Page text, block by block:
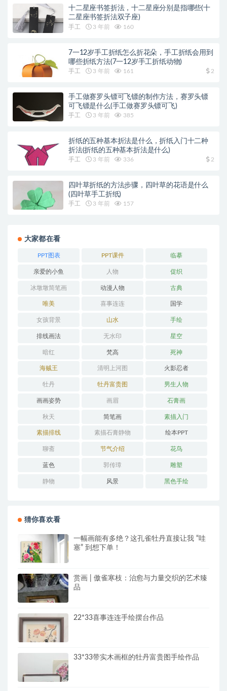
十二星座书签折法，十二星座分别是指哪些(十
二星座书签折法双子座)
手工 3 年前 160
7一12岁手工折纸怎么折花朵，手工折纸会用到
哪些折纸方法(7一12岁手工折纸动物)
手工 3 年前 161 2
手工做赛罗头镖可飞镖的制作方法，赛罗头镖
可飞镖是什么(手工做赛罗头镖可飞)
手工 3 年前 385
折纸的五种基本折法是什么，折纸入门十二种
折法(折纸的五种基本折法是什么)
手工 3 年前 336 2
四叶草折纸的方法步骤，四叶草的花语是什么
(四叶草手工折纸)
手工 3 年前 157
大家都在看
PPT图表 PPT课件 临摹
亲爱的小鱼 人物 促织
冰墩墩简笔画 动漫人物 古典
唯美 喜事连连 国学
女孩背景 山水 手绘
排线画法 无水印 星空
暗红 梵高 死神
海贼王 清明上河图 火影忍者
牡丹 牡丹富贵图 男生人物
画画姿势 画眉 石膏画
秋天 简笔画 素描入门
素描排线 素描石膏静物 绘本PPT
聊斋 节气介绍 花鸟
蓝色 郭传璋 雕塑
静物 风景 黑色手绘
猜你喜欢看
一幅画能有多绝？这孔雀牡丹直接让我 “哇
塞” 到想下单！
赏画 | 傲雀寒枝：治愈与力量交织的艺术臻
品
22*33喜事连连手绘摆台作品
33*33带实木画框的牡丹富贵图手绘作品